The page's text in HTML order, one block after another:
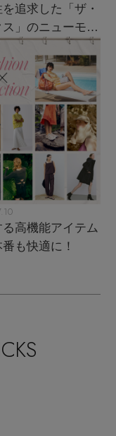
追求した「ザ・
ス」のニューモダ
ック
高機能アイテム
も快適に！